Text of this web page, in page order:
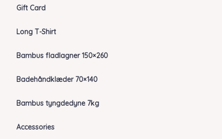
Gift Card
Long T-Shirt
Bambus fladlagner 150×260
Badehåndklæder 70×140
Bambus tyngdedyne 7kg
Accessories